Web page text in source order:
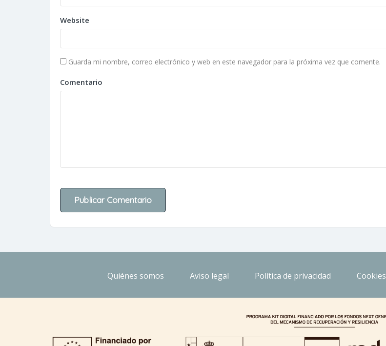
Website
Guarda mi nombre, correo electrónico y web en este navegador para la próxima vez que comente.
Comentario
Quiénes somos Aviso legal Política de privacidad Cookies